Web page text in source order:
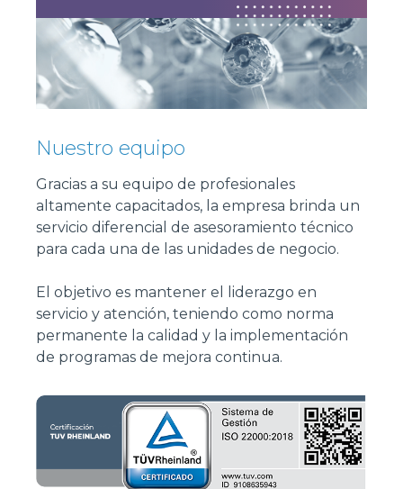
Nuestro equipo
Gracias a su equipo de profesionales
altamente capacitados, la empresa brinda un
servicio diferencial de asesoramiento técnico
para cada una de las unidades de negocio.
El objetivo es mantener el liderazgo en
servicio y atención, teniendo como norma
permanente la calidad y la implementación
de programas de mejora continua.